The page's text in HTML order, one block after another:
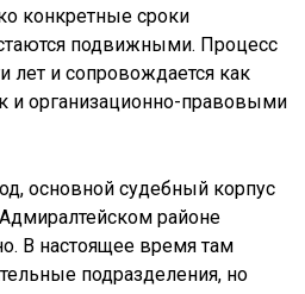
конкретные сроки
подвижными. Процесс
лет и сопровождается как
и организационно-правовыми
основной судебный корпус
районе
В настоящее время там
подразделения, но